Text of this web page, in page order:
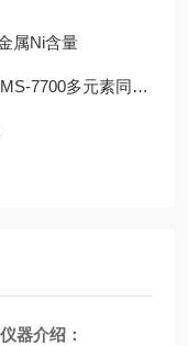
属Ni含量
多元素同时分析功能
仪器介绍：